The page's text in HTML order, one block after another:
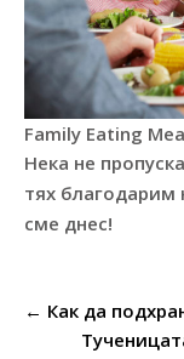
Family Eating
Нека не
тях благодарим
сме днес!
Post
navigation
← Как да